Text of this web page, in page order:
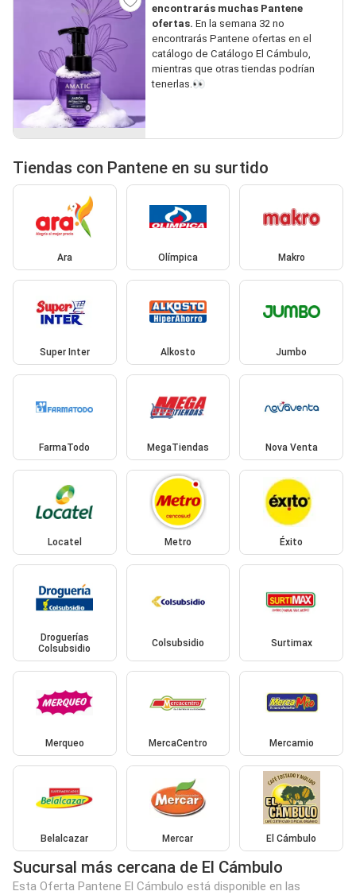
encontrarás muchas Pantene
ofertas. En la semana 32 no
encontrarás Pantene ofertas en el
catálogo de Catálogo El Cámbulo,
mientras que otras tiendas podrían
tenerlas.👀
Tiendas con Pantene en su surtido
Ara Olímpica Makro
Super Inter Alkosto Jumbo
FarmaTodo MegaTiendas Nova Venta
Locatel Metro Éxito
Droguerías
Colsubsidio
Colsubsidio Surtimax
Merqueo MercaCentro Mercamio
Belalcazar Mercar El Cámbulo
Sucursal más cercana de El Cámbulo
Esta Oferta Pantene El Cámbulo está disponible en las